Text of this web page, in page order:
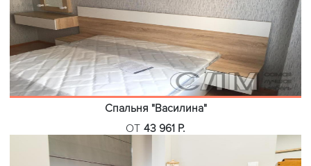
Спальня "Василина"
ОТ 43 961 Р.